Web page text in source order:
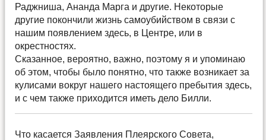
Раджниша, Ананда Марга и другие. Некоторые
другие покончили жизнь самоубийством в связи с
нашим появлением здесь, в Центре, или в
окрестностях.
Сказанное, вероятно, важно, поэтому я и упоминаю
об этом, чтобы было понятно, что также возникает за
кулисами вокруг нашего настоящего пребытия здесь,
и с чем также приходится иметь дело Билли.
Что касается Заявления Плеярского Совета,